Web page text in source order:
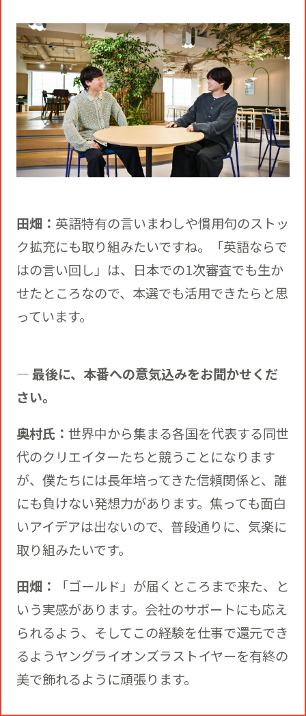
田畑： 英語特有の言いまわしや慣用句のストッ
ク拡充にも取り組みたいですね。「英語ならで
はの言い回し」は、日本での1次審査でも生か
せたところなので、本選でも活用できたらと思
っています。
― 最後に、本番への意気込みをお聞かせくだ
さい。
奥村氏： 世界中から集まる各国を代表する同世
代のクリエイターたちと競うことになります
が、僕たちには長年培ってきた信頼関係と、誰
にも負けない発想力があります。焦っても面白
いアイデアは出ないので、普段通りに、気楽に
取り組みたいです。
田畑：
「ゴールド」が届くところまで来た、と
いう実感があります。会社のサポートにも応え
られるよう、そしてこの経験を仕事で還元でき
るようヤングライオンズラストイヤーを有終の
美で飾れるように頑張ります。